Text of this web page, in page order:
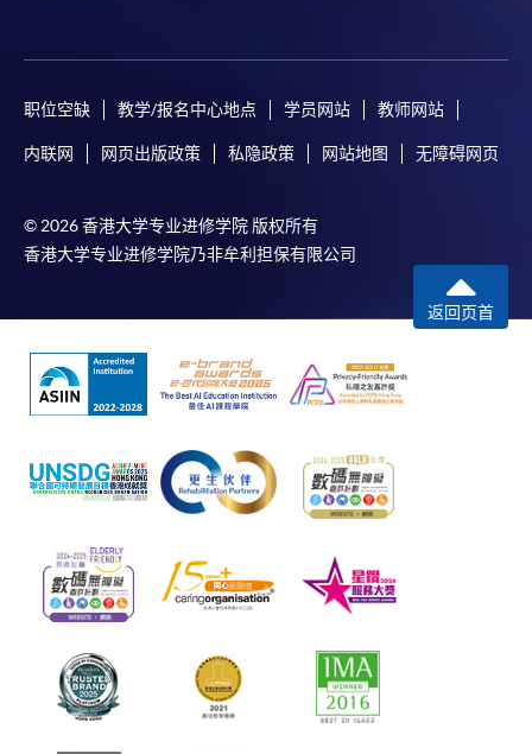
职位空缺 教学/报名中心地点 学员网站 教师网站
内联网 网页出版政策 私隐政策 网站地图 无障碍网页
© 2026 香港大学专业进修学院 版权所有
香港大学专业进修学院乃非牟利担保有限公司
返回页首